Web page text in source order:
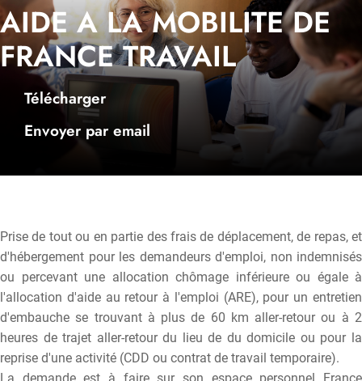
AIDE A LA MOBILITE DE
FRANCE TRAVAIL
Télécharger
Envoyer par email
Prise de tout ou en partie des frais de déplacement, de repas, et
d'hébergement pour les demandeurs d'emploi, non indemnisés
ou percevant une allocation chômage inférieure ou égale à
l'allocation d'aide au retour à l'emploi (ARE), pour un entretien
d'embauche se trouvant à plus de 60 km aller-retour ou à 2
heures de trajet aller-retour du lieu de du domicile ou pour la
reprise d'une activité (CDD ou contrat de travail temporaire).